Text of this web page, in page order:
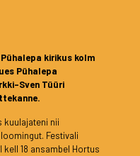
kirikus kolm
Pühalepa
Sven Tüüri
kuulajateni nii
Festivali
18 ansambel Hortus